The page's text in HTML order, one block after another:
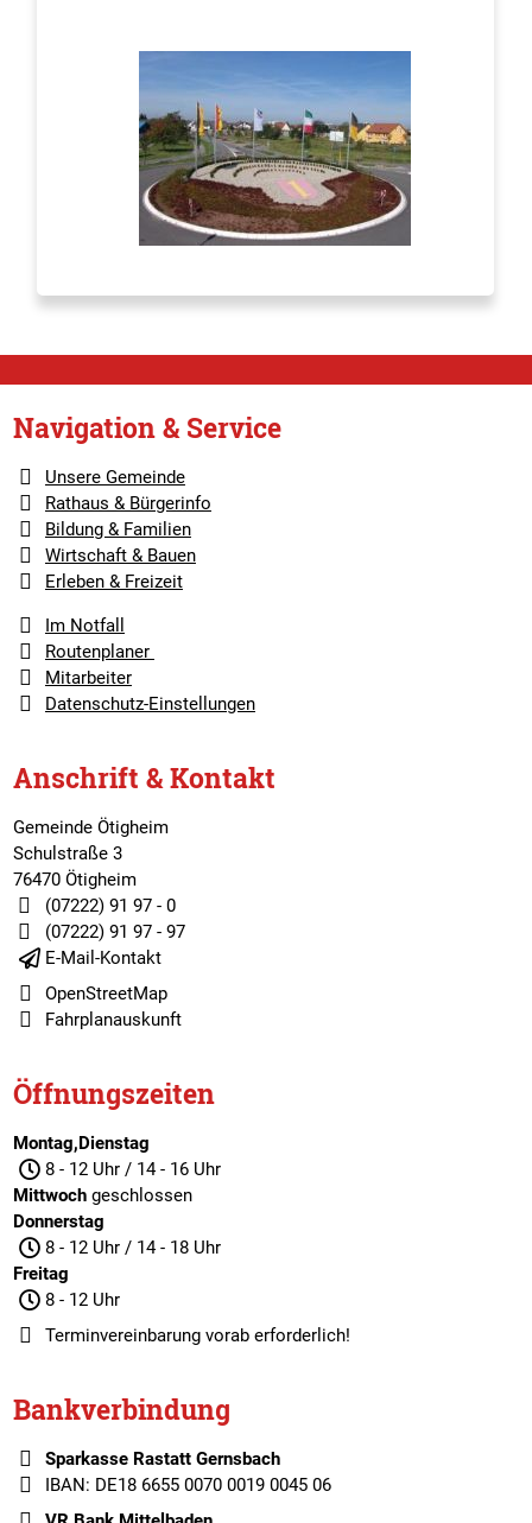
Navigation & Service
Unsere Gemeinde
Rathaus & Bürgerinfo
Bildung & Familien
Wirtschaft & Bauen
Erleben & Freizeit
Im Notfall
Routenplaner
Mitarbeiter
Datenschutz-Einstellungen
Anschrift & Kontakt
Gemeinde Ötigheim
Schulstraße 3
76470 Ötigheim
(07222) 91 97 - 0
(07222) 91 97 - 97
E-Mail-Kontakt
OpenStreetMap
Fahrplanauskunft
Öffnungszeiten
Montag,Dienstag
8 - 12 Uhr / 14 - 16 Uhr
Mittwochgeschlossen
Donnerstag
8 - 12 Uhr / 14 - 18 Uhr
Freitag
8 - 12 Uhr
Terminvereinbarungvorab erforderlich!
Bankverbindung
Sparkasse Rastatt Gernsbach
IBAN: DE18 6655 0070 0019 0045 06